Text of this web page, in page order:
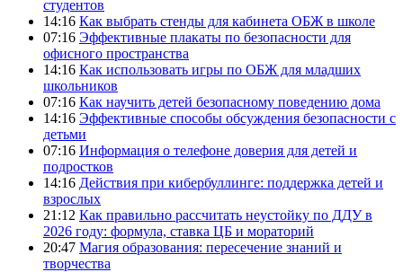
студентов
14:16 Как выбрать стенды для кабинета ОБЖ в школе
07:16 Эффективные плакаты по безопасности для
офисного пространства
14:16 Как использовать игры по ОБЖ для младших
школьников
07:16 Как научить детей безопасному поведению дома
14:16 Эффективные способы обсуждения безопасности с
детьми
07:16 Информация о телефоне доверия для детей и
подростков
14:16 Действия при кибербуллинге: поддержка детей и
взрослых
21:12 Как правильно рассчитать неустойку по ДДУ в
2026 году: формула, ставка ЦБ и мораторий
20:47 Магия образования: пересечение знаний и
творчества